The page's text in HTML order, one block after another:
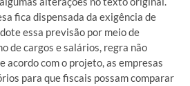
fica dispensada da exigência de
essa previsão por meio de
de cargos e salários, regra não
acordo com o projeto, as empresas
para que fiscais possam comparar